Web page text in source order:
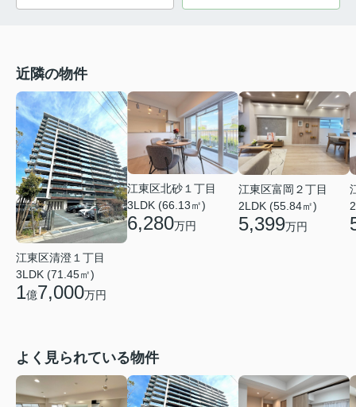
近隣の物件
江東区清澄１丁目
3LDK (71.45㎡)
1億7,000万円
江東区北砂１丁目
3LDK (66.13㎡)
6,280万円
江東区富岡２丁目
2LDK (55.84㎡)
5,399万円
よく見られている物件